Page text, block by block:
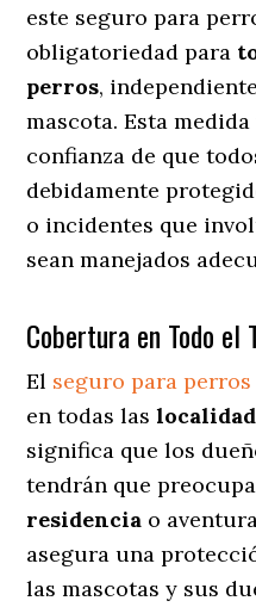
este seguro para
obligatoriedad para
perros,
mascota. Esta
confianza de que
debidamente
o incidentes que
sean manejados
Cobertura en Todo
El seguro para perros
en todas las
significa que los
tendrán que
residencia o
asegura una
las mascotas y sus